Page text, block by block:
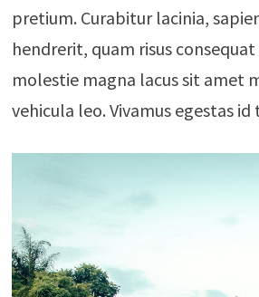
pretium. Curabitur lacinia,
hendrerit, quam risus
molestie magna lacus sit amet
vehicula leo. Vivamus egestas